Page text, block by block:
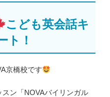
こども英会話キ
ト！
京橋校です
ン「NOVAバイリンガル